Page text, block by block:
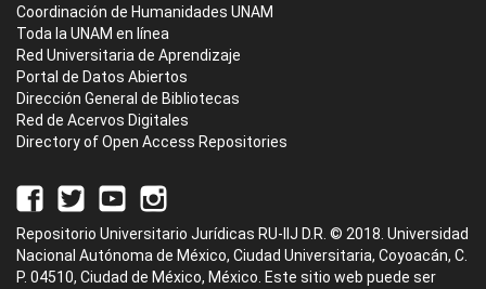
Coordinación de Humanidades UNAM
Toda la UNAM en línea
Red Universitaria de Aprendizaje
Portal de Datos Abiertos
Dirección General de Bibliotecas
Red de Acervos Digitales
Directory of Open Access Repositories
Repositorio Universitario Jurídicas RU-IIJ D.R. © 2018. Universidad
Nacional Autónoma de México, Ciudad Universitaria, Coyoacán, C.
P. 04510, Ciudad de México, México. Este sitio web puede ser